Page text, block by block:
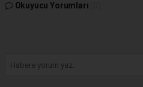
Okuyucu Yorumları